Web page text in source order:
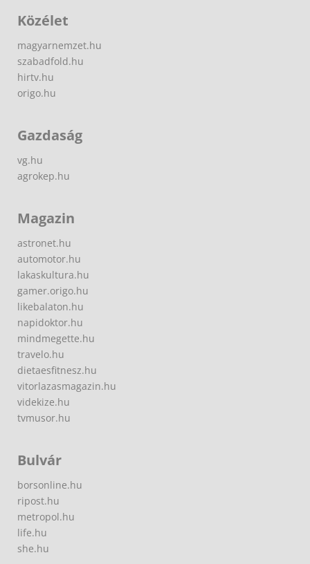
Közélet
magyarnemzet.hu
szabadfold.hu
hirtv.hu
origo.hu
Gazdaság
vg.hu
agrokep.hu
Magazin
astronet.hu
automotor.hu
lakaskultura.hu
gamer.origo.hu
likebalaton.hu
napidoktor.hu
mindmegette.hu
travelo.hu
dietaesfitnesz.hu
vitorlazasmagazin.hu
videkize.hu
tvmusor.hu
Bulvár
borsonline.hu
ripost.hu
metropol.hu
life.hu
she.hu